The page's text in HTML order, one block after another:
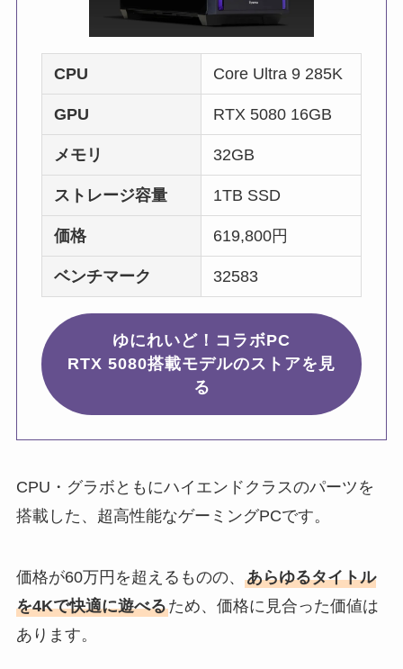
CPU Core Ultra 9 285K
GPU RTX 5080 16GB
メモリ 32GB
ストレージ容量 1TB SSD
価格 619,800円
ベンチマーク 32583
ゆにれいど！コラボPC
RTX 5080搭載モデルのストアを見
る
CPU・グラボともにハイエンドクラスのパーツを
搭載した、超高性能なゲーミングPCです。
価格が60万円を超えるものの、 あらゆるタイトル
を4Kで快適に遊べるため、価格に見合った価値は
あります。